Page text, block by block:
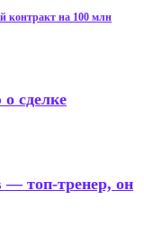
контракт на 100 млн
сделке
топ-тренер, он